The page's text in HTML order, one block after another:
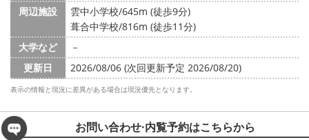
周辺施設
雲中小学校/645m (徒歩9分)
葺合中学校/816m (徒歩11分)
大学など
－
更新日
2026/08/06 (次回更新予定 2026/08/20)
表示の情報と現況に差異がある場合は現況優先となります。
お問い合わせ·内覧予約はこちらから